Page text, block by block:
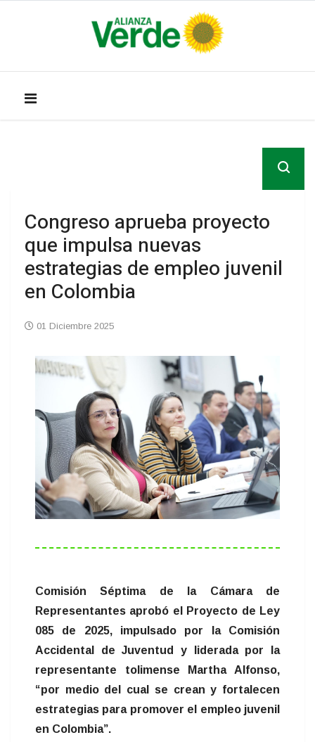
Congreso aprueba proyecto
que impulsa nuevas
estrategias de empleo juvenil
en Colombia
01 Diciembre 2025
Comisión Séptima de la Cámara de
Representantes aprobó el Proyecto de Ley
085 de 2025, impulsado por la Comisión
Accidental de Juventud y liderada por la
representante tolimense Martha Alfonso,
“por medio del cual se crean y fortalecen
estrategias para promover el empleo juvenil
en Colombia”.